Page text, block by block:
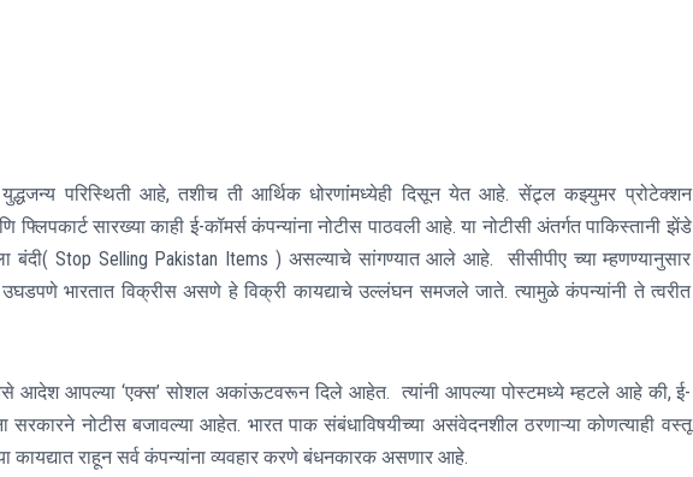
युद्धजन्य परिस्थिती आहे, तशीच ती आर्थिक धोरणांंमध्येही दिसून येत आहे. सेंट्र्ल कझ्युमर प्रोटेक्शन
सारख्या काही ई-कॉमर्स कंपन्यांना नोटीस पाठवली आहे. या नोटीसी अंतर्गत पाकिस्तानी झेंडे
बंदी( Stop Selling Pakistan Items ) असल्याचे सांगण्यात आले आहे. सीसीपीए च्या म्हणण्यानुसार
भारतात विक्रीस असणे हे विक्री कायद्याचे उल्लंघन समजले जाते. त्यामुळे कंपन्यांनी ते त्वरीत
तसे आदेश आपल्या ‘एक्स’ सोशल अकांऊटवरून दिले आहेत. त्यांनी आपल्या पोस्टमध्ये म्हटले आहे की, ई-
सरकारने नोटीस बजावल्या आहेत. भारत पाक संबंधाविषयीच्या असंवेदनशील ठरणाऱ्या कोणत्याही वस्तू
कायद्यात राहून सर्व कंपन्यांना व्यवहार करणे बंधनकारक असणार आहे.